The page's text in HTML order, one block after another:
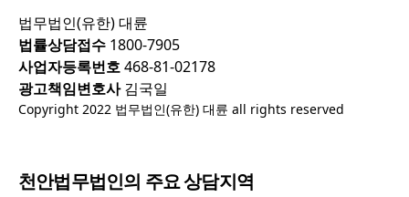
법무법인(유한) 대륜
법률상담접수 1800-7905
사업자등록번호468-81-02178
광고책임변호사김국일
Copyright 2022 법무법인(유한) 대륜 all rights reserved
천안법무법인의 주요 상담지역